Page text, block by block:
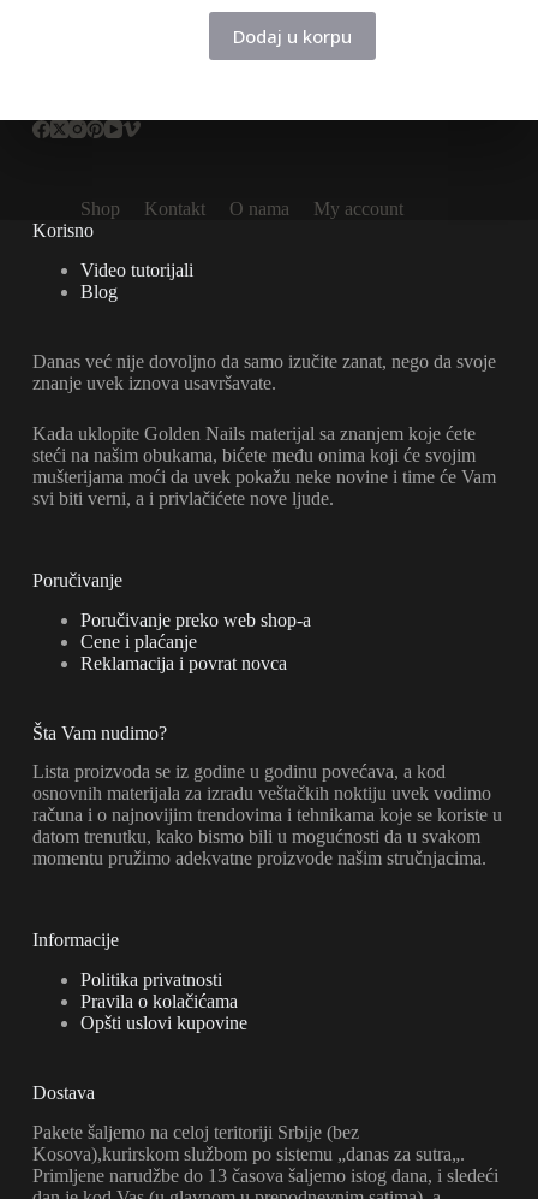
bila:
300,00 rsd.
195,00 rsd.
Dodaj u korpu
Shop Kontakt O nama
My account
Korisno
Video tutorijali
Blog
Danas već nije dovoljno da samo izučite zanat, nego da svoje
znanje uvek iznova usavršavate.
Kada uklopite Golden Nails materijal sa znanjem koje ćete
steći na našim obukama, bićete među onima koji će svojim
mušterijama moći da uvek pokažu neke novine i time će Vam
svi biti verni, a i privlačićete nove ljude.
Poručivanje
Poručivanje preko web shop-a
Cene i plaćanje
Reklamacija i povrat novca
Šta Vam nudimo?
Lista proizvoda se iz godine u godinu povećava, a kod
osnovnih materijala za izradu veštačkih noktiju uvek vodimo
računa i o najnovijim trendovima i tehnikama koje se koriste u
datom trenutku, kako bismo bili u mogućnosti da u svakom
momentu pružimo adekvatne proizvode našim stručnjacima.
Informacije
Politika privatnosti
Pravila o kolačićama
Opšti uslovi kupovine
Dostava
Pakete šaljemo na celoj teritoriji Srbije (bez
Kosova),kurirskom službom po sistemu „danas za sutra„.
Primljene narudžbe do 13 časova šaljemo istog dana, i sledeći